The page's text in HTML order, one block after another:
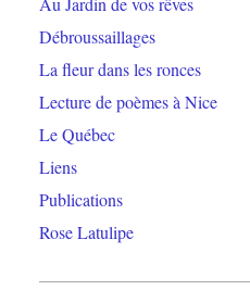
Débroussaillages
La fleur dans les ronces
Lecture de poèmes à Nice
Le Québec
Liens
Publications
Rose Latulipe